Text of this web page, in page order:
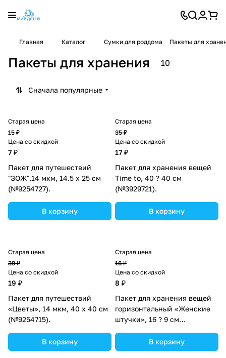
Главная Каталог Сумки для роддома Пакеты для
Пакеты для хранения 10
Сначала популярные
Старая цена
15 ₽
Цена со скидкой
7 ₽
Пакет для путешествий
"ЗОЖ",14 мкм, 14.5 х 25 см
(№9254727).
В корзину
Старая цена
35 ₽
Цена со скидкой
17 ₽
Пакет для хранения вещей
Time to, 40 ? 40 см
(№3929721).
В корзину
Старая цена
39 ₽
Цена со скидкой
19 ₽
Пакет для путешествий
«Цветы», 14 мкм, 40 х 40 см
(№9254715).
В корзину
Старая цена
16 ₽
Цена со скидкой
8 ₽
Пакет для хранения вещей
горизонтальный «Женские
штучки», 16 ? 9 см
В корзину